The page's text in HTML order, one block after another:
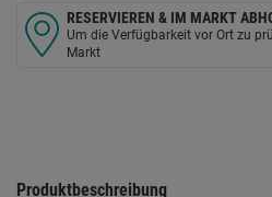
RESERVIEREN & IM MARKT
Um die Verfügbarkeit vor Ort zu
Markt
Produktbeschreibung